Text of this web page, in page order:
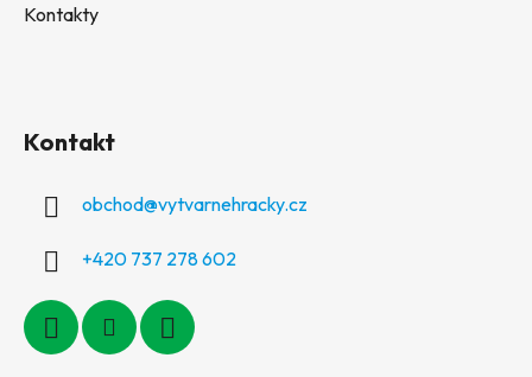
Kontakty
Kontakt
obchod@vytvarnehracky.cz
+420 737 278 602